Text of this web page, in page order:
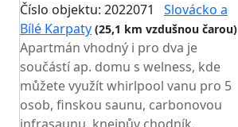
Číslo objektu: 2022071
Slovácko a
Bílé Karpaty (25,1 km vzdušnou čarou)
Apartmán vhodný i pro dva je
součástí ap. domu s welness, kde
můžete využít whirlpool vanu pro 5
osob, finskou saunu, carbonovou